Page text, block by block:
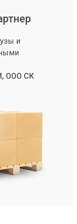
и
ООО СК